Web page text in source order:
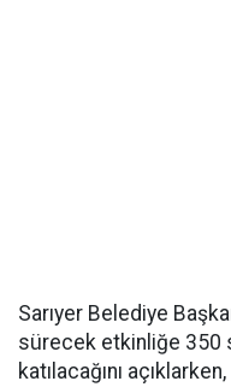
Sarıyer Belediye
sürecek etkinliğe 350
katılacağını